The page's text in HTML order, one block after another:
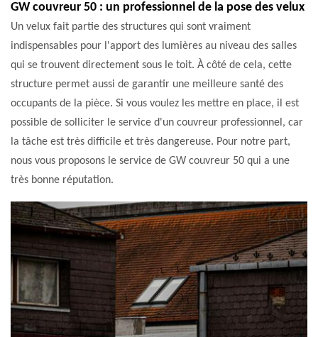
GW couvreur 50 : un professionnel de la pose des velux
Un velux fait partie des structures qui sont vraiment
indispensables pour l'apport des lumières au niveau des salles
qui se trouvent directement sous le toit. À côté de cela, cette
structure permet aussi de garantir une meilleure santé des
occupants de la pièce. Si vous voulez les mettre en place, il est
possible de solliciter le service d'un couvreur professionnel, car
la tâche est très difficile et très dangereuse. Pour notre part,
nous vous proposons le service de GW couvreur 50 qui a une
très bonne réputation.